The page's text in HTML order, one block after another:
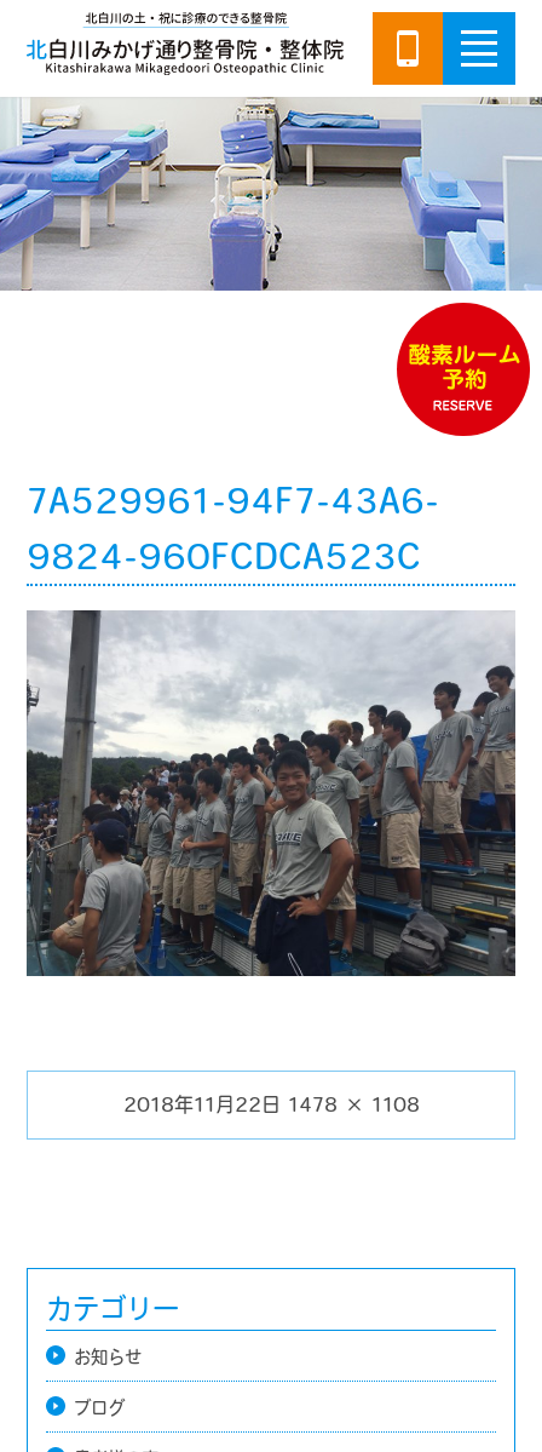
7A529961-94F7-43A6-
9824-960FCDCA523C
投
稿
2018年11月22日
フ
ル
1478 × 1108
カテゴリー
お知らせ
ブログ